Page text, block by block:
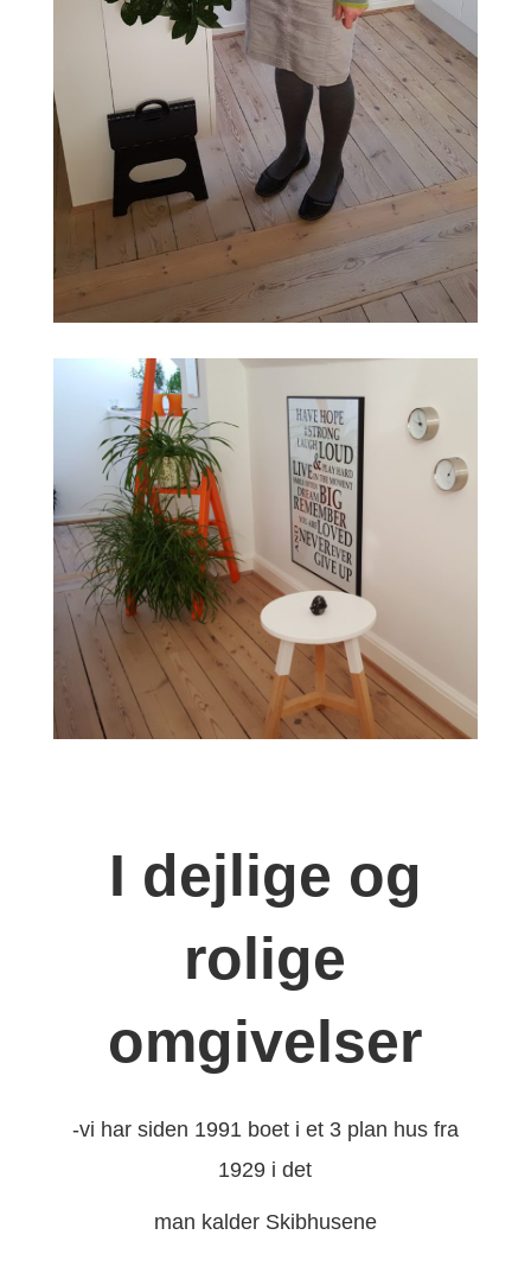
I dejlige og
rolige
omgivelser
-vi har siden 1991 boet i et 3 plan hus fra
1929 i det
man kalder Skibhusene